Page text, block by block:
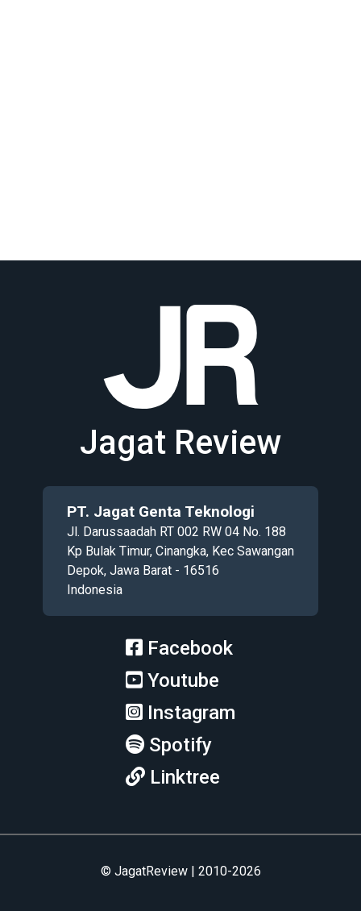
Jagat Review
PT. Jagat Genta Teknologi
Jl. Darussaadah RT 002 RW 04 No. 188
Kp Bulak Timur, Cinangka, Kec Sawangan
Depok, Jawa Barat - 16516
Indonesia
Facebook
Youtube
Instagram
Spotify
Linktree
© JagatReview | 2010-2026